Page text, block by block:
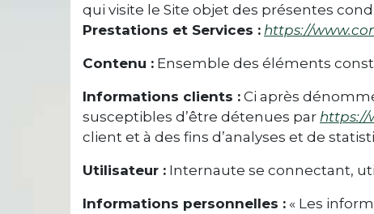
qui visite le Site objet des présentes
Prestations et Services : https://
Contenu : Ensemble des éléments
Informations clients : Ci après
susceptibles d’être détenues par https://
client et à des fins d’analyses et de
Utilisateur : Internaute se connectant,
Informations personnelles : « Les